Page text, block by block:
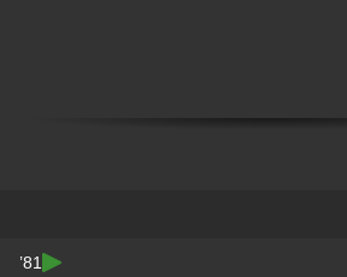
81’